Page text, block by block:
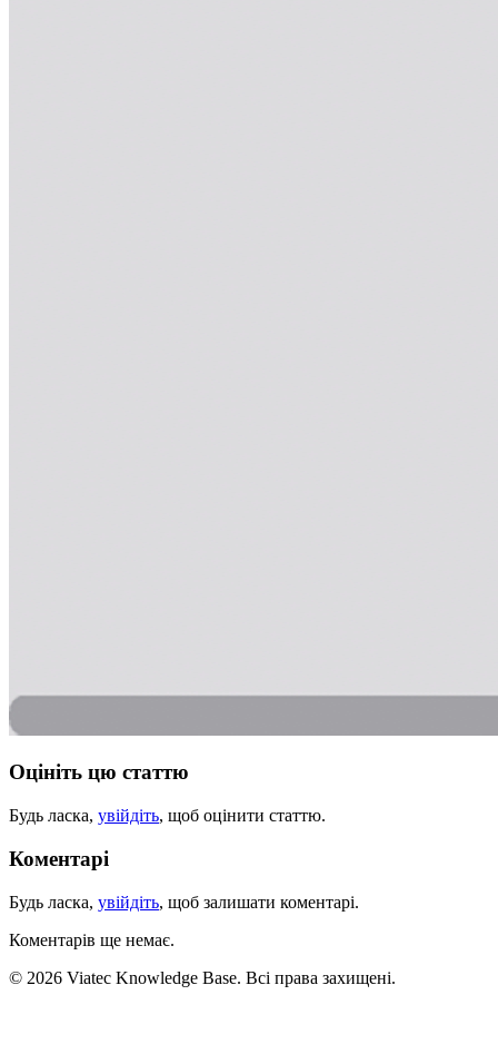
Оцініть цю статтю
Будь ласка, увійдіть, щоб оцінити статтю.
Коментарі
Будь ласка, увійдіть, щоб залишати коментарі.
Коментарів ще немає.
© 2026 Viatec Knowledge Base. Всі права захищені.